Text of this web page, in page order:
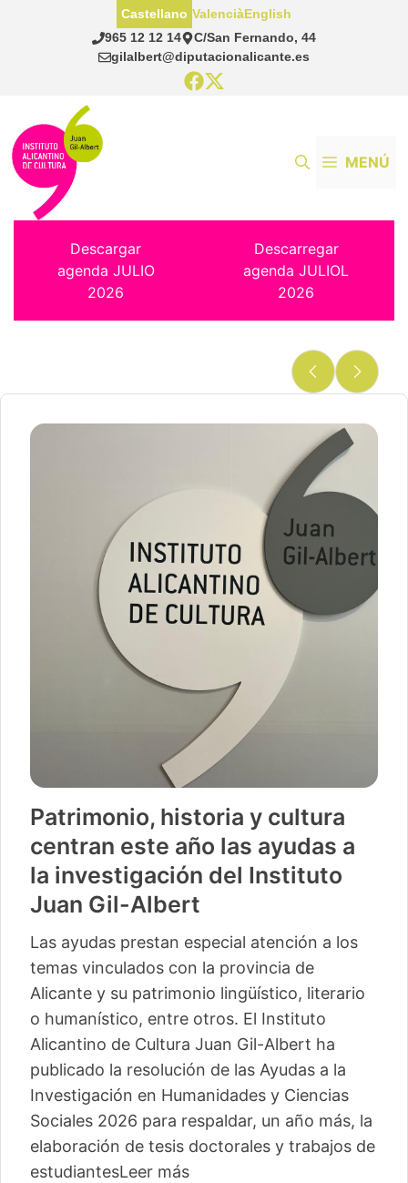
965 12 12 14
C/San Fernando, 44
gilalbert@diputacionalicante.es
Castellano ValenciàEnglish
MENÚ
Descargar
agenda JULIO
2026
Descarregar
agenda JULIOL
2026
Patrimonio, historia y cultura
centran este año las ayudas a
la investigación del Instituto
Juan Gil-Albert
Las ayudas prestan especial atención a los
temas vinculados con la provincia de
Alicante y su patrimonio lingüístico, literario
o humanístico, entre otros. El Instituto
Alicantino de Cultura Juan Gil-Albert ha
publicado la resolución de las Ayudas a la
Investigación en Humanidades y Ciencias
Sociales 2026 para respaldar, un año más, la
elaboración de tesis doctorales y trabajos de
estudiantesLeer más